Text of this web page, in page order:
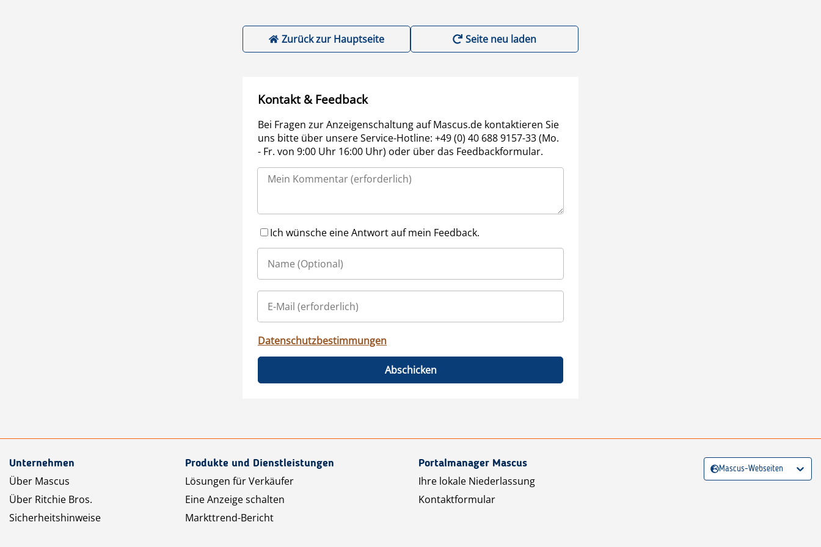
Zurück zur Hauptseite Seite neu laden
Kontakt & Feedback
Bei Fragen zur Anzeigenschaltung auf Mascus.de kontaktieren Sie
uns bitte über unsere Service-Hotline: +49 (0) 40 688 9157-33 (Mo.
- Fr. von 9:00 Uhr 16:00 Uhr) oder über das Feedbackformular.
Ich wünsche eine Antwort auf mein Feedback.
Datenschutzbestimmungen
Abschicken
Unternehmen
Über Mascus
Über Ritchie Bros.
Sicherheitshinweise
Produkte und Dienstleistungen
Lösungen für Verkäufer
Eine Anzeige schalten
Markttrend-Bericht
Portalmanager Mascus
Ihre lokale Niederlassung
Kontaktformular
Mascus-Webseiten